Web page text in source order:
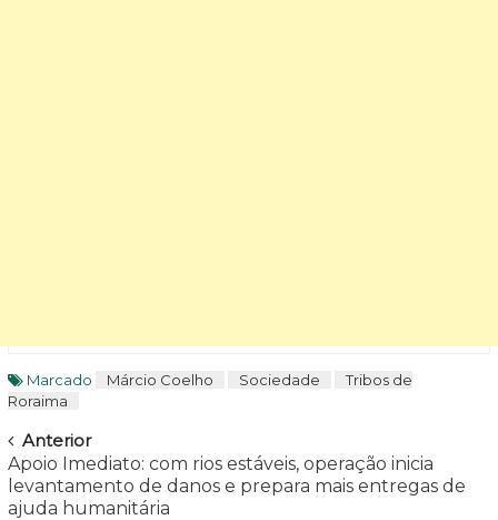
Marcado Márcio Coelho Sociedade
Tribos de
Roraima
Navegar
Anterior
Apoio Imediato: com rios estáveis, operação inicia
levantamento de danos e prepara mais entregas de
ajuda humanitária